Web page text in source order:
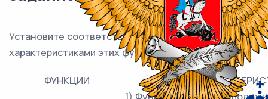
Установите соответствие между функциями и
характеристиками этих функций на отрезке [1; 6].
ФУНКЦИИ